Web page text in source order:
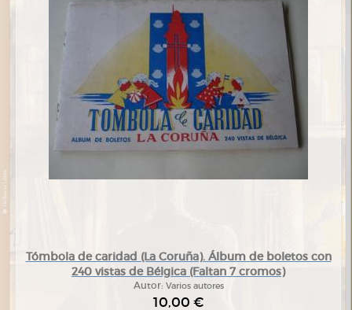
Tómbola de caridad (La Coruña). Álbum de boletos con
240 vistas de Bélgica (Faltan 7 cromos)
Autor: Varios autores
10,00 €